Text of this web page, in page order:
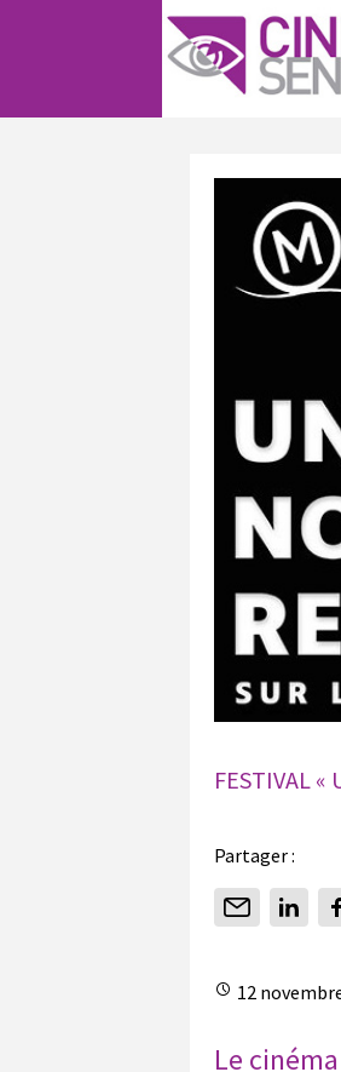
FESTIVAL «
Partager :
12
Le